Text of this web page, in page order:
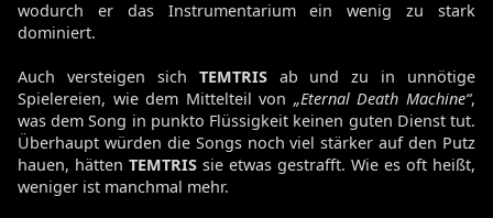
wodurch er das Instrumentarium ein wenig zu stark
dominiert.
Auch versteigen sich TEMTRIS ab und zu in unnötige
Spielereien, wie dem Mittelteil von „Eternal Death Machine“,
was dem Song in punkto Flüssigkeit keinen guten Dienst tut.
Überhaupt würden die Songs noch viel stärker auf den Putz
hauen, hätten TEMTRIS sie etwas gestrafft. Wie es oft heißt,
weniger ist manchmal mehr.